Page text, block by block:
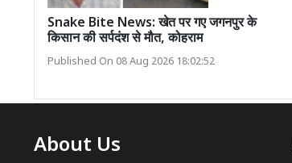
Snake Bite News: खेत पर गए जगनपुर के
किसान की सर्पदंश से मौत, कोहराम
Published On 08 Aug 2026 18:02:52
About Us